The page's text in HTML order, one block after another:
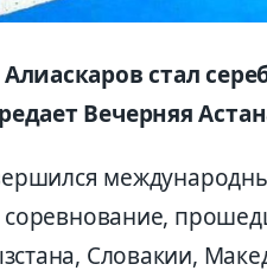
стал
Вечерняя
Словакии,